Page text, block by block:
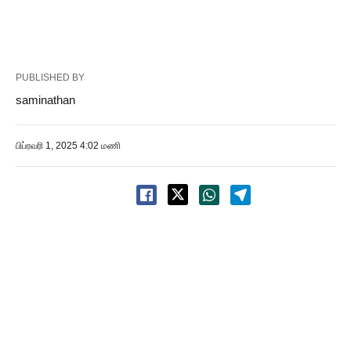
PUBLISHED BY
saminathan
பிப்ரவரி 1, 2025 4:02 மணி